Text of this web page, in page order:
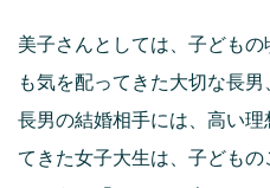
美子さんとしては、子ども
も気を配ってきた大切な長
長男の結婚相手には、高い
てきた女子大生は、子ども